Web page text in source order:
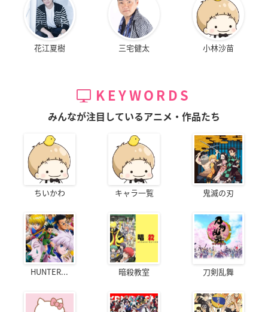
花江夏樹 三宅健太 小林沙苗
KEYWORDS
みんなが注目しているアニメ・作品たち
ちいかわ キャラ一覧 鬼滅の刃
HUNTER... 暗殺教室 刀剣乱舞